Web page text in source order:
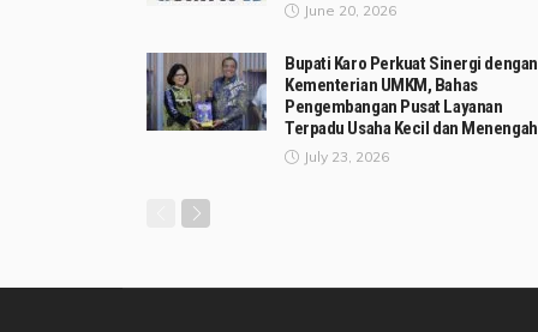
June 20, 2026
Bupati Karo Perkuat Sinergi dengan
Kementerian UMKM, Bahas
Pengembangan Pusat Layanan
Terpadu Usaha Kecil dan Menengah
July 23, 2026